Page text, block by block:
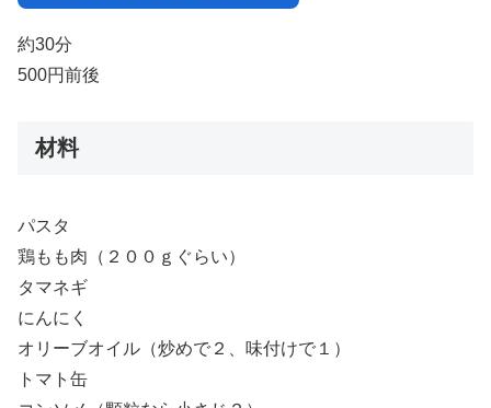
約30分
500円前後
材料
パスタ
鶏もも肉（２００ｇぐらい）
タマネギ
にんにく
オリーブオイル（炒めで２、味付けで１）
トマト缶